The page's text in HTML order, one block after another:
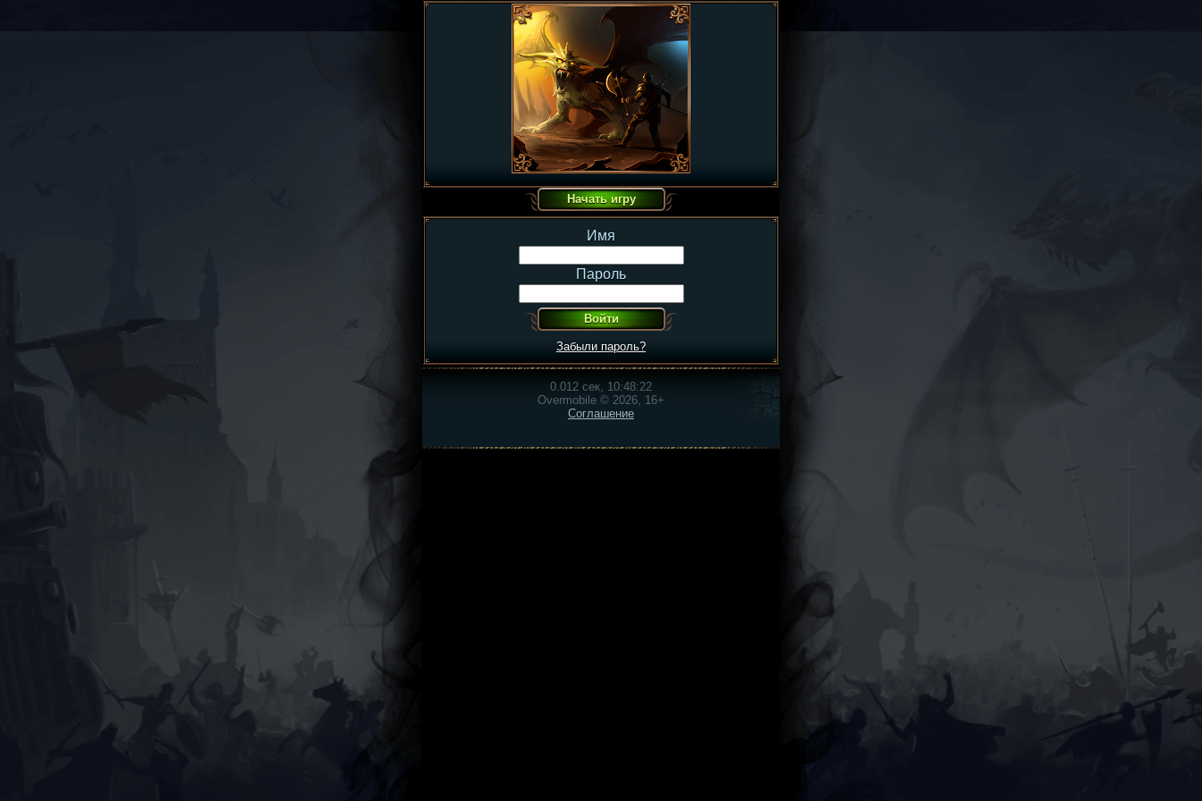
Имя
Пароль
Забыли пароль?
0.012 сек, 10:48:22
Overmobile © 2026, 16+
Соглашение